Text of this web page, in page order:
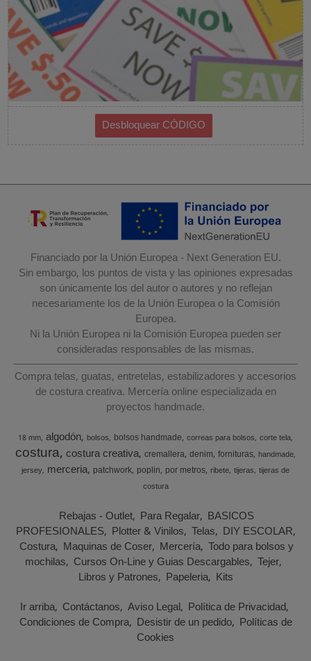
Financiado por la Unión Europea - Next Generation EU.
Sin embargo, los puntos de vista y las opiniones expresadas
son únicamente los del autor o autores y no reflejan
necesariamente los de la Unión Europea o la Comisión
Europea.
Ni la Unión Europea ni la Comisión Europea pueden ser
consideradas responsables de las mismas.
Compra telas, guatas, entretelas, estabilizadores y accesorios
de costura creativa. Mercería online especializada en
proyectos handmade.
18 mm algodón bolsos bolsos handmade correas para bolsos corte tela
costura costura creativa cremallera denim fornituras handmade
jersey merceria patchwork poplin por metros ribete tijeras tijeras de
costura
Rebajas - Outlet Para Regalar BASICOS
PROFESIONALES Plotter & Vinilos Telas DIY ESCOLAR
Costura Maquinas de Coser Mercería Todo para bolsos y
mochilas Cursos On-Line y Guias Descargables Tejer
Libros y Patrones Papeleria Kits
Ir arriba Contáctanos Aviso Legal Política de Privacidad
Condiciones de Compra Desistir de un pedido Políticas de
Cookies